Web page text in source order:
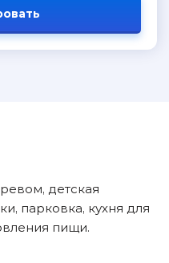
детская
парковка, кухня для
пищи.